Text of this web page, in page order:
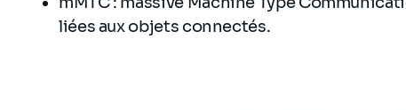
liées aux objets connectés.